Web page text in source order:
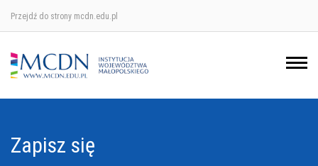
Przejdź do strony mcdn.edu.pl
Zapisz się
Ośrodek w Krakowie
Ośrodek w Nowym Sączu
Ośrodek w Tarnowie